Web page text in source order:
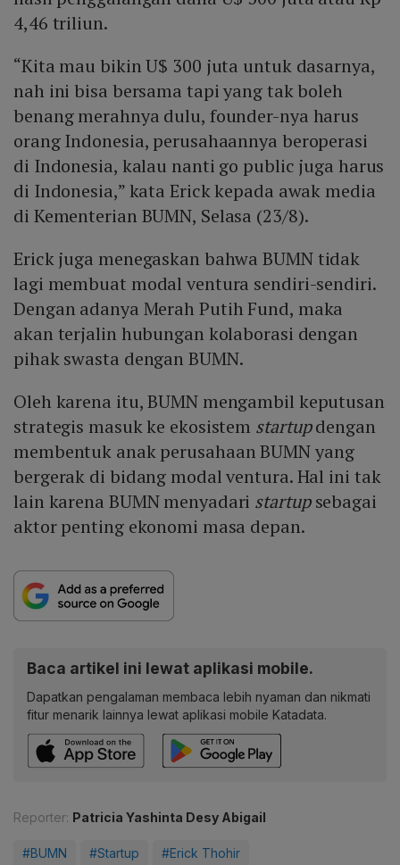
4,46 triliun.
“Kita mau bikin U$ 300 juta untuk dasarnya,
nah ini bisa bersama tapi yang tak boleh
benang merahnya dulu, founder-nya harus
orang Indonesia, perusahaannya beroperasi
di Indonesia, kalau nanti go public juga harus
di Indonesia,” kata Erick kepada awak media
di Kementerian BUMN, Selasa (23/8).
Erick juga menegaskan bahwa BUMN tidak
lagi membuat modal ventura sendiri-sendiri.
Dengan adanya Merah Putih Fund, maka
akan terjalin hubungan kolaborasi dengan
pihak swasta dengan BUMN.
Oleh karena itu, BUMN mengambil keputusan
strategis masuk ke ekosistem startupdengan
membentuk anak perusahaan BUMN yang
bergerak di bidang modal ventura. Hal ini tak
lain karena BUMN menyadari startupsebagai
aktor penting ekonomi masa depan.
Baca artikel ini lewat aplikasi mobile.
Dapatkan pengalaman membaca lebih nyaman dan nikmati
fitur menarik lainnya lewat aplikasi mobile Katadata.
Reporter: Patricia Yashinta Desy Abigail
#BUMN #Startup #Erick Thohir